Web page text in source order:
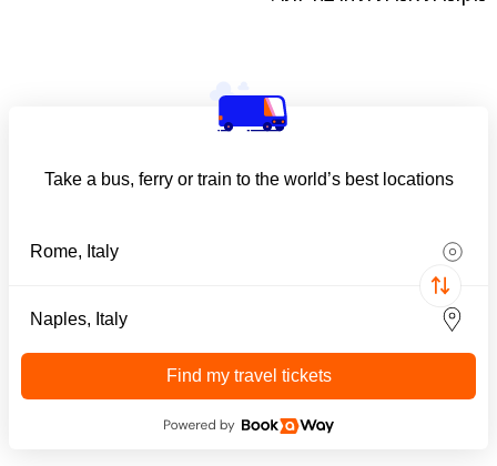
Take a bus, ferry or train to the world’s best locations
Find my travel tickets